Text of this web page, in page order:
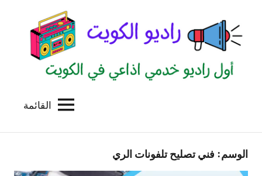
المحتوى
الكويت
للاعلانات
القائمة
الوسم: فني تصليح تلفونات الري